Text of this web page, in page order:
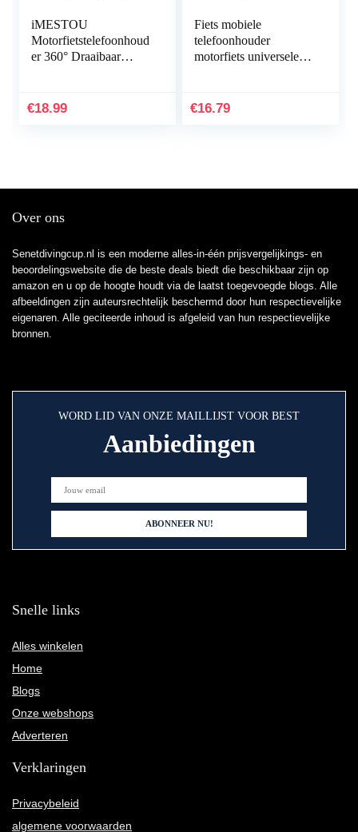
iMESTOU
Motorfietstelefoonhoud
er 360° Draaibaar
Telefoonhouder met
€18.99
Fiets mobiele
telefoonhouder
motorfiets universele
draaibare outdoor…
€16.79
Over ons
Senetdivingcup.nl is een moderne alles-in-één prijsvergelijkings- en
beoordelingswebsite die de beste deals biedt die beschikbaar zijn op
amazon en u op de hoogte houdt via de laatst toegevoegde blogs. Alle
afbeeldingen zijn auteursrechtelijk beschermd door hun respectievelijke
eigenaren. Alle geciteerde inhoud is afgeleid van hun respectievelijke
bronnen.
WORD LID VAN ONZE MAILLIJST VOOR BEST
Aanbiedingen
Snelle links
Alles winkelen
Home
Blogs
Onze webshops
Adverteren
Verklaringen
Privacybeleid
algemene voorwaarden